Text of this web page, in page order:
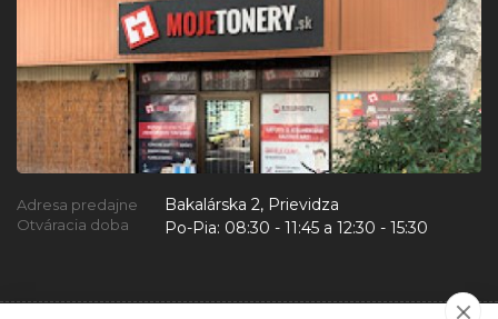
Adresa predajne Bakalárska 2, Prievidza
Otváracia doba Po-Pia: 08:30 - 11:45 a 12:30 - 15:30